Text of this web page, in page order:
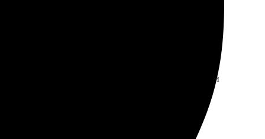
подушке. Печать четкая, ткань приятная, стирали